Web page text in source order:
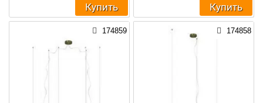
Купить Купить
174859 174858